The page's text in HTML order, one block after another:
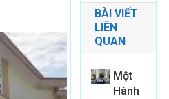
BÀI VIẾT
LIÊN
QUAN
Một
Hành